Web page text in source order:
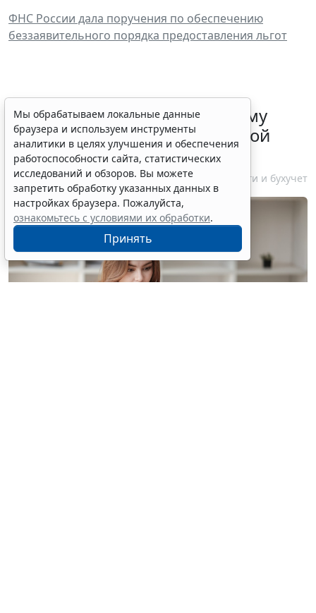
ФНС России дала поручения по обеспечению
беззаявительного порядка предоставления льгот
ФНС России рассказала малому
бизнесу о порядке упрощенной
ликвидации компании
7 августа 2026 18:16 Налоги и бухучет
Мы обрабатываем локальные данные
браузера и используем инструменты
аналитики в целях улучшения и обеспечения
работоспособности сайта, статистических
исследований и обзоров. Вы можете
запретить обработку указанных данных в
настройках браузера. Пожалуйста,
ознакомьтесь с условиями их обработки.
Принять